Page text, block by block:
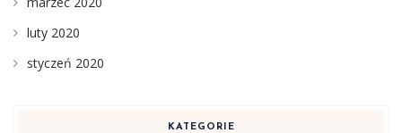
luty 2020
styczeń 2020
KATEGORIE